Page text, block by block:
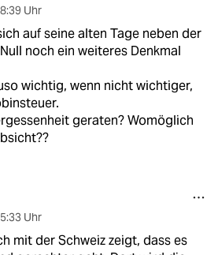
Uhr
auf seine alten Tage neben der
noch ein weiteres Denkmal
wichtig, wenn nicht wichtiger,
geraten? Womöglich
Uhr
mit der Schweiz zeigt, dass es